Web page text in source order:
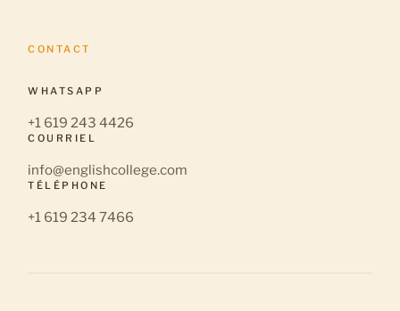
CONTACT
WHATSAPP
+1 619 243 4426
COURRIEL
info@englishcollege.com
TÉLÉPHONE
+1 619 234 7466